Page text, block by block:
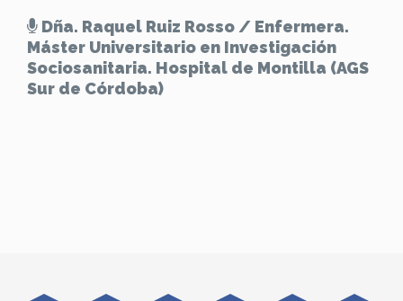
Dña. Raquel Ruiz Rosso / Enfermera.
Máster Universitario en Investigación
Sociosanitaria. Hospital de Montilla (AGS
Sur de Córdoba)